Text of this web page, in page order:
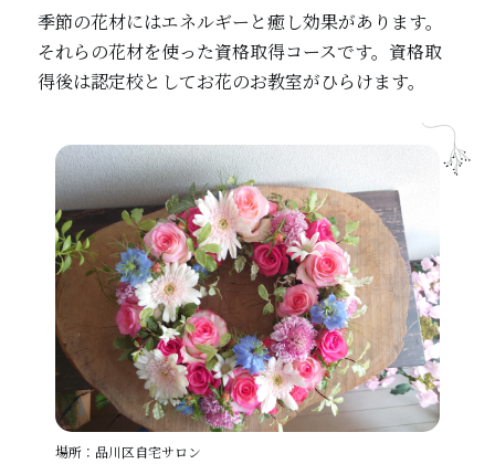
季節の花材にはエネルギーと癒し効果があります。
それらの花材を使った資格取得コースです。資格取
得後は認定校としてお花のお教室がひらけます。
場所：品川区自宅サロン